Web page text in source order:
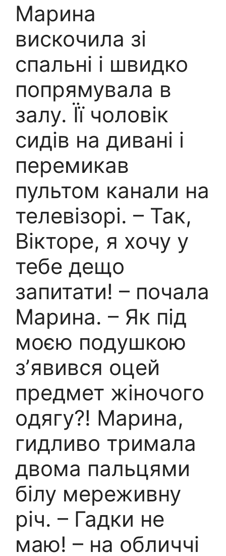
Марина
вискочила зі
спальні і швидко
попрямувала в
залу. Її чоловік
сидів на дивані і
перемикав
пультом канали на
телевізорі. – Так,
Вікторе, я хочу у
тебе дещо
запитати! – почала
Марина. – Як під
моєю подушкою
зʼявився оцей
предмет жіночого
одягу?! Марина,
гидливо тримала
двома пальцями
білу мереживну
річ. – Гадки не
маю! – на обличчі